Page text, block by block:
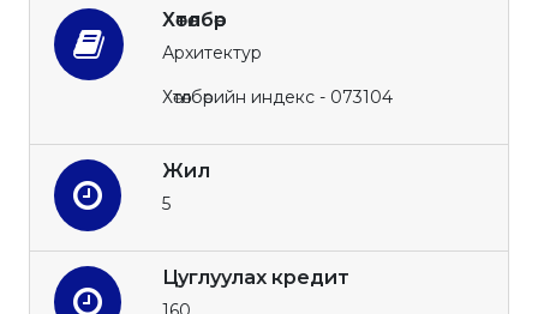
Хөтөлбөр
Архитектур
Хөтөлбөрийн индекс - 073104
Жил
5
Цуглуулах кредит